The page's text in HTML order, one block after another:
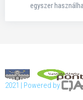
egyszer
2021 | Powered by